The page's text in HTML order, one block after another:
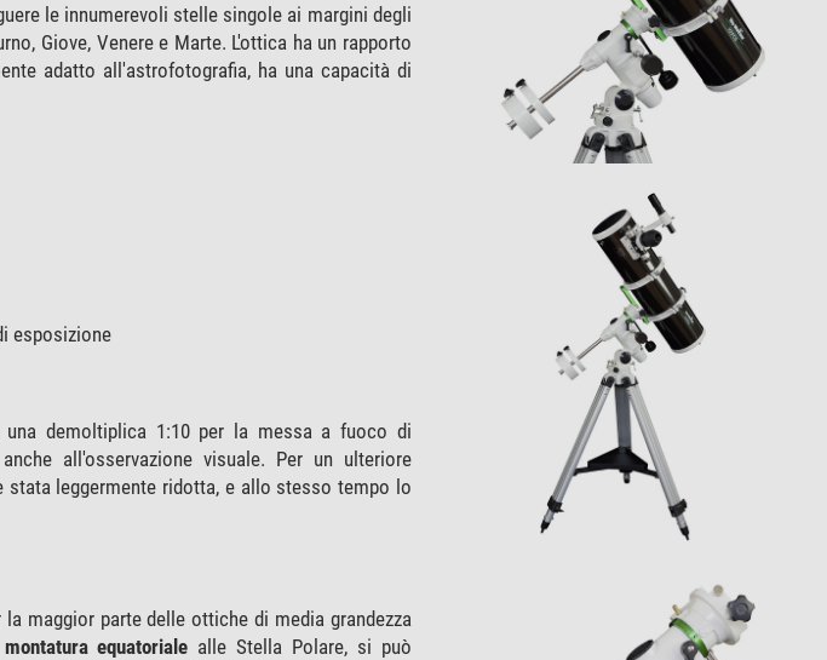
le innumerevoli stelle singole ai margini degli
Giove, Venere e Marte. L'ottica ha un rapporto
adatto all'astrofotografia, ha una capacità di
esposizione
una demoltiplica 1:10 per la messa a fuoco di
all'osservazione visuale. Per un ulteriore
leggermente ridotta, e allo stesso tempo lo
maggior parte delle ottiche di media grandezza
montatura equatoriale alle Stella Polare, si può